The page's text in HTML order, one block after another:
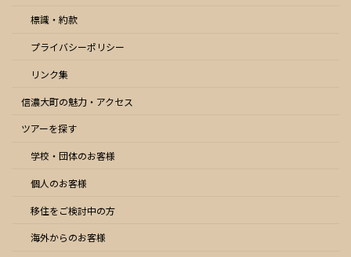
標識・約款
プライバシーポリシー
リンク集
信濃大町の魅力・アクセス
ツアーを探す
学校・団体のお客様
個人のお客様
移住をご検討中の方
海外からのお客様